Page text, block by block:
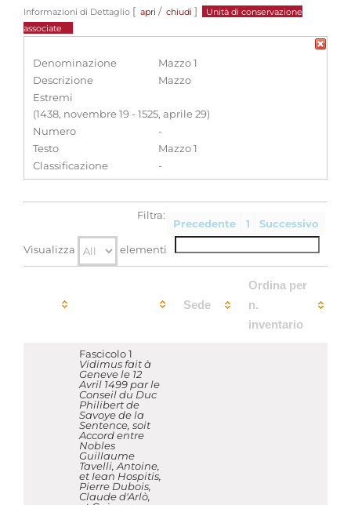
Informazioni di Dettaglio [ apri / chiudi ]
Unità di conservazione
associate
Denominazione
Mazzo 1
Descrizione
Mazzo
Estremi
(1438, novembre 19 - 1525, aprile 29)
Numero
-
Testo
Mazzo 1
Classificazione
-
Precedente 1 Successivo
Visualizza elementi
Filtra:
Sede
Ordina per
n.
inventario
Fascicolo 1
Vidimus fait à
Geneve le 12
Avril 1499 par le
Conseil du Duc
Philibert de
Savoye de la
Sentence, soit
Accord entre
Nobles
Guillaume
Tavelli, Antoine,
et Iean Hospitis,
Pierre Dubois,
Claude d'Arlò,